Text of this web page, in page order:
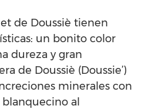
de Doussiè tienen
un bonito color
dureza y gran
de Doussiè (Doussie’)
minerales con
al